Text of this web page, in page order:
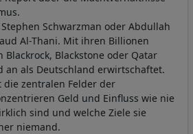
Schwarzman oder Abdullah
Al-Thani. Mit ihren Billionen
Blackrock, Blackstone oder Qatar
an als Deutschland erwirtschaftet.
zentralen Felder der
Geld und Einfluss wie nie
sind und welche Ziele sie
niemand.